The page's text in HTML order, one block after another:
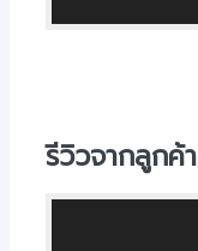
รีวิวจากลูกค้า